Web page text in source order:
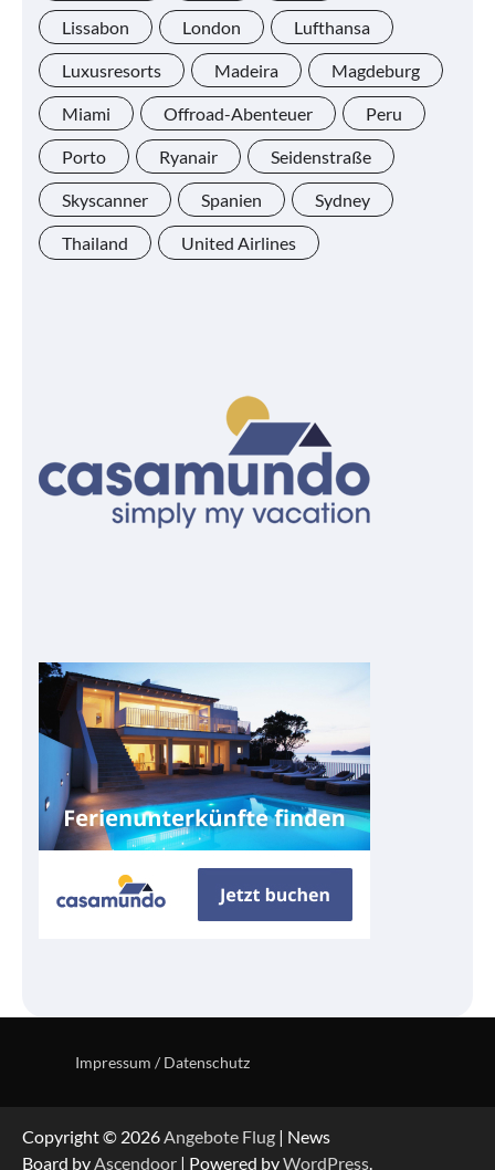
Lissabon London Lufthansa
Luxusresorts Madeira Magdeburg
Miami Offroad-Abenteuer Peru
Porto Ryanair Seidenstraße
Skyscanner Spanien Sydney
Thailand United Airlines
Impressum / Datenschutz
Copyright © 2026Angebote Flug | News
Board byAscendoor | Powered byWordPress.